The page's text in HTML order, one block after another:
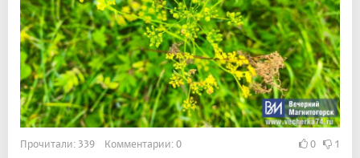
Прочитали: 339 Комментарии: 0 0 1